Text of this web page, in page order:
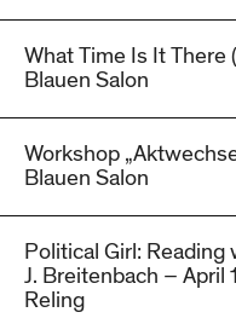
What Time Is It
Blauen Salon
Workshop
Blauen Salon
Political Girl: Reading
J. Breitenbach –
Reling